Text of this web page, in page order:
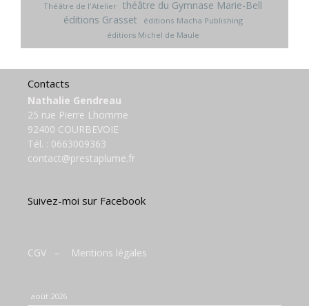
Théâtre de l'Atelier théâtre du Gymnase Marie-Bell
éditions Grasset
éditions Macha Publishing
éditions Michel de Maule
Contacts
Nathalie Gendreau
25 rue Pierre Lhomme
92400 COURBEVOIE
Tél. : 0663009363
contact@prestaplume.fr
Suivez-moi sur Facebook
CGV – Mentions légales
août 2026